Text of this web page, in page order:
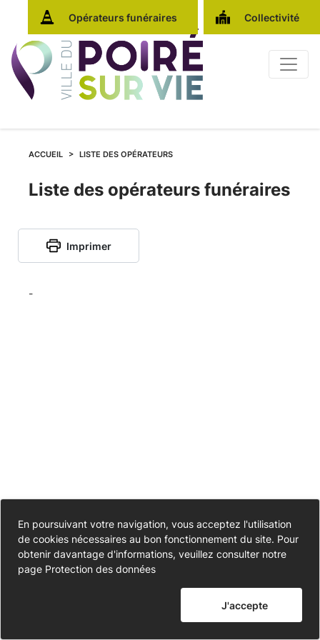
Opérateurs funéraires Collectivité
ACCUEIL LISTE DES OPÉRATEURS
Liste
des
opérateurs
funéraires
Jardins
-
Portail
Liste des opérateurs funéraires
-
Imprimer
Accessibilité
Partiellement conforme
Données personnelles
Mentions légales
En poursuivant votre navigation, vous acceptez l'utilisation
de cookies nécessaires au bon fonctionnement du site. Pour
obtenir davantage d'informations, veuillez consulter notre
page Protection des données
J'accepte